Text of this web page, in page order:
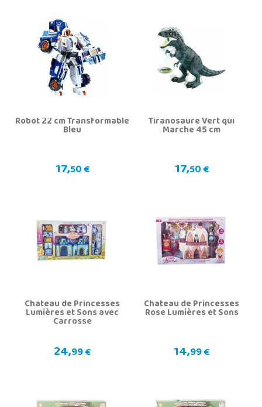
Robot 22 cm Transformable
Bleu
17,50 €
Tiranosaure Vert qui
Marche 45 cm
17,50 €
Chateau de Princesses
Lumières et Sons avec
Carrosse
24,99 €
Chateau de Princesses
Rose Lumières et Sons
14,99 €